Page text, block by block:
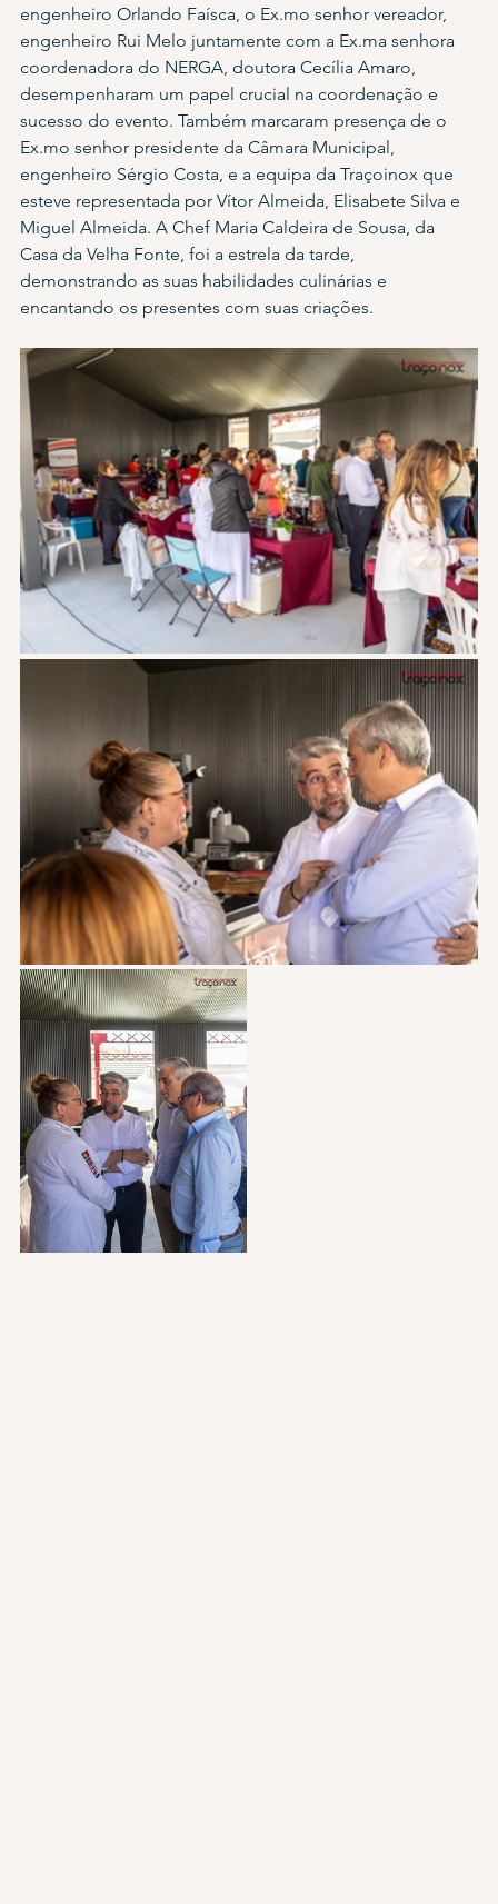
engenheiro Orlando Faísca, o Ex.mo senhor vereador,
engenheiro Rui Melo juntamente com a Ex.ma senhora
coordenadora do NERGA, doutora Cecília Amaro,
desempenharam um papel crucial na coordenação e
sucesso do evento. Também marcaram presença de o
Ex.mo senhor presidente da Câmara Municipal,
engenheiro Sérgio Costa, e a equipa da Traçoinox que
esteve representada por Vítor Almeida, Elisabete Silva e
Miguel Almeida. A Chef Maria Caldeira de Sousa, da
Casa da Velha Fonte, foi a estrela da tarde,
demonstrando as suas habilidades culinárias e
encantando os presentes com suas criações.